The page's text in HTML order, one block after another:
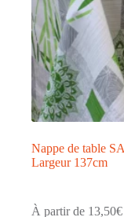
Nappe de table
Largeur 137cm
À partir de 13,50€